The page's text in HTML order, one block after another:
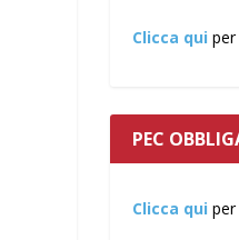
Clicca qui
PEC
Clicca qui